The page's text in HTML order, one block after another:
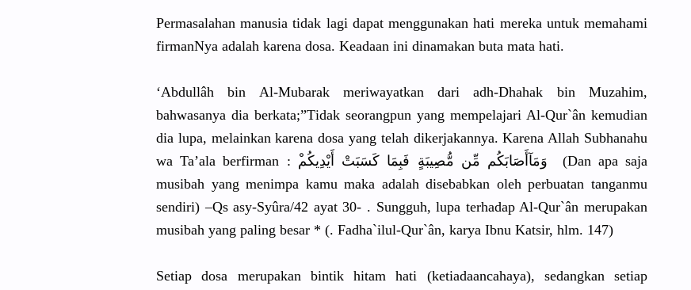
Permasalahan manusia tidak lagi dapat menggunakan hati mereka untuk memahami
firmanNya adalah karena dosa. Keadaan ini dinamakan buta mata hati.
‘Abdullâh bin Al-Mubarakmeriwayatkan dari adh-Dhahak bin Muzahim,
bahwasanya dia berkata;”Tidak seorangpun yang mempelajari Al-Qur`ân kemudian
dia lupa, melainkan karena dosa yang telah dikerjakannya. Karena Allah Subhanahu
wa Ta’ala berfirman : وَمَآأَصَابَكُم مِّن مُّصِيبَةٍ فَبِمَا كَسَبَتْ أَيْدِيكُم
musibah yang menimpa kamu maka adalah disebabkan oleh perbuatan tanganmu
sendiri) –Qs asy-Syûra/42 ayat 30- . Sungguh, lupa terhadap Al-Qur`ân merupakan
musibah yang paling besar * (. Fadha`ilul-Qur`ân, karya Ibnu Katsir, hlm. 147)
Setiap dosa merupakan bintik hitam hati (ketiadaancahaya), sedangkan setiap